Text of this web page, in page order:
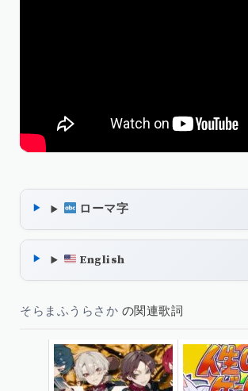
ローマ字
English
そらまふうらさか の関連歌詞